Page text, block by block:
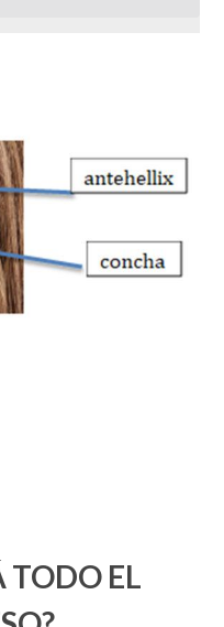
TODO EL